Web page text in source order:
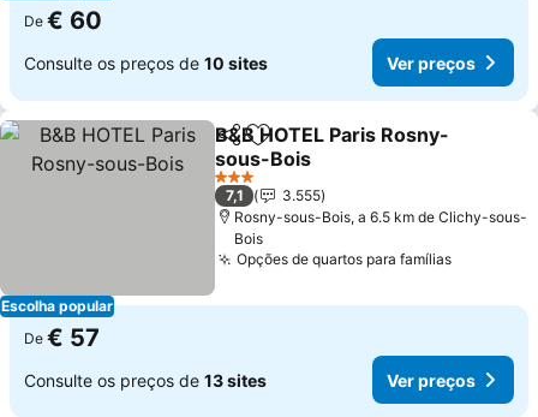
De € 60
Consulte os preços de 10 sites Ver preços
Escolha popular
PartilharAdicionar aos favoritos
B&B HOTEL Paris Rosny-
sous-Bois
3 Estrelas
7,1
3.555
Rosny-sous-Bois, a 6.5 km de Clichy-sous-
Bois
Opções de quartos para famílias
De € 57
Consulte os preços de 13 sites Ver preços